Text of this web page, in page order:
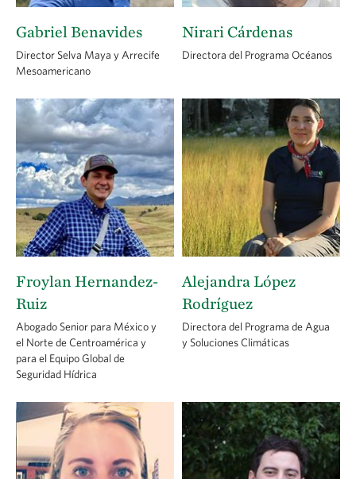
Gabriel Benavides
Director Selva Maya y Arrecife
Mesoamericano
Nirari Cárdenas
Directora del Programa Océanos
Froylan Hernandez-
Ruiz
Abogado Senior para México y
el Norte de Centroamérica y
para el Equipo Global de
Seguridad Hídrica
Alejandra López
Rodríguez
Directora del Programa de Agua
y Soluciones Climáticas